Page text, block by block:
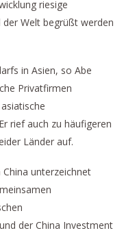
riesige
Welt begrüßt werden
in Asien, so Abe
Privatfirmen
rief auch zu häufigeren
Länder auf.
unterzeichnet
der China Investment